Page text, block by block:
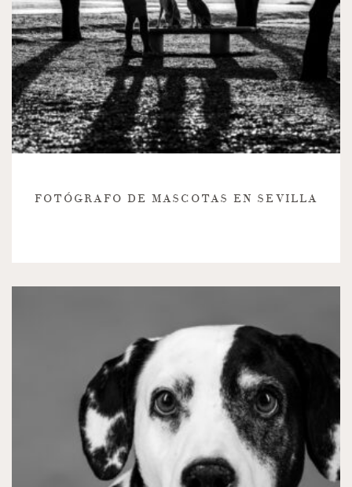
FOTÓGRAFO DE MASCOTAS EN SEVILLA